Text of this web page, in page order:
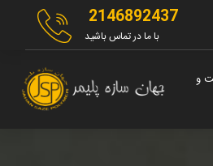
2146892437
با ما در تماس باشید
و